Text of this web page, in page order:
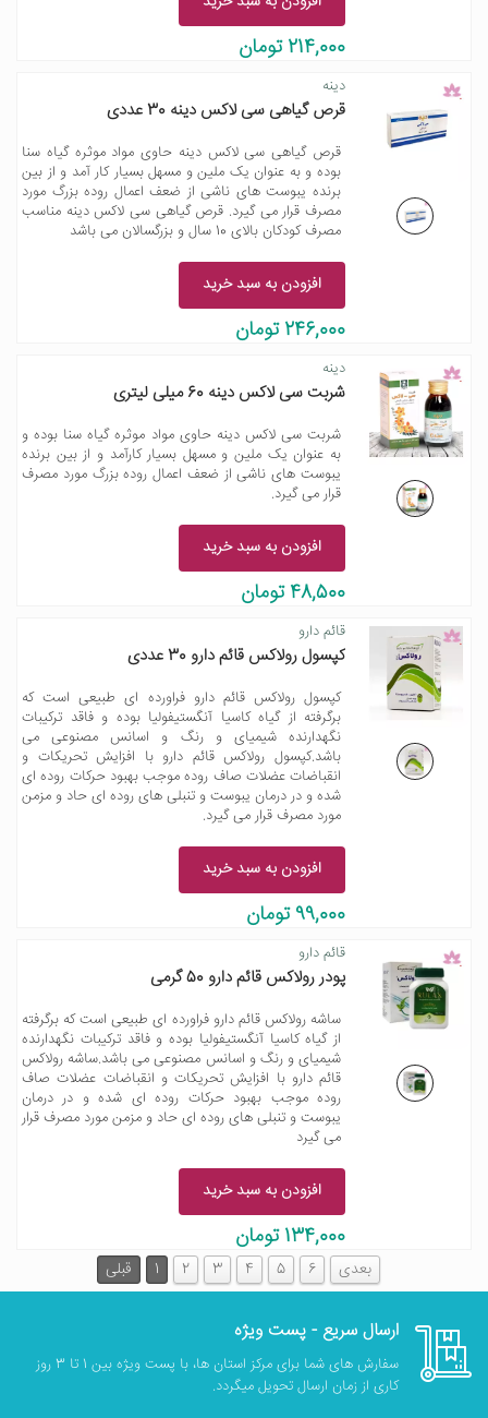
214,000 تومان
دینه
قرص گیاهی سی لاکس دینه 30 عددی
قرص گیاهی سی لاکس دینه حاوی مواد موثره گیاه سنا
بوده و به عنوان یک ملین و مسهل بسیار کار آمد و از بین
برنده یبوست های ناشی از ضعف اعمال روده بزرگ مورد
مصرف قرار می گیرد. قرص گیاهی سی لاکس دینه مناسب
مصرف کودکان بالای 10 سال و بزرگسالان می باشد
افزودن به سبد خرید
246,000 تومان
دینه
شربت سی لاکس دینه 60 میلی لیتری
شربت سی لاکس دینه حاوی مواد موثره گیاه سنا بوده و
به عنوان یک ملین و مسهل بسیار کارآمد و از بین برنده
یبوست های ناشی از ضعف اعمال روده بزرگ مورد مصرف
قرار می گیرد.
افزودن به سبد خرید
48,500 تومان
قائم دارو
کپسول رولاکس قائم دارو 30 عددی
کپسول رولاکس قائم دارو فراورده ای طبیعی است که
برگرفته از گیاه کاسیا آنگستیفولیا بوده و فاقد ترکیبات
نگهدارنده شیمیای و رنگ و اسانس مصنوعی می
باشد.کپسول رولاکس قائم دارو با افزایش تحریکات و
انقباضات عضلات صاف روده موجب بهبود حرکات روده ای
شده و در درمان یبوست و تنبلی های روده ای حاد و مزمن
مورد مصرف قرار می گیرد.
افزودن به سبد خرید
99,000 تومان
قائم دارو
پودر رولاکس قائم دارو 50 گرمی
ساشه رولاکس قائم دارو فراورده ای طبیعی است که برگرفته
از گیاه کاسیا آنگستیفولیا بوده و فاقد ترکیبات نگهدارنده
شیمیای و رنگ و اسانس مصنوعی می باشد.ساشه رولاکس
قائم دارو با افزایش تحریکات و انقباضات عضلات صاف
روده موجب بهبود حرکات روده ای شده و در درمان
یبوست و تنبلی های روده ای حاد و مزمن مورد مصرف قرار
می گیرد
افزودن به سبد خرید
134,000 تومان
قبلی 1 2 3 4 5 6 بعدی
ارسال سریع - پست ویژه
سفارش های شما برای مرکز استان ها، با پست ویژه بین 1 تا 3 روز
کاری از زمان ارسال تحویل میگردد.